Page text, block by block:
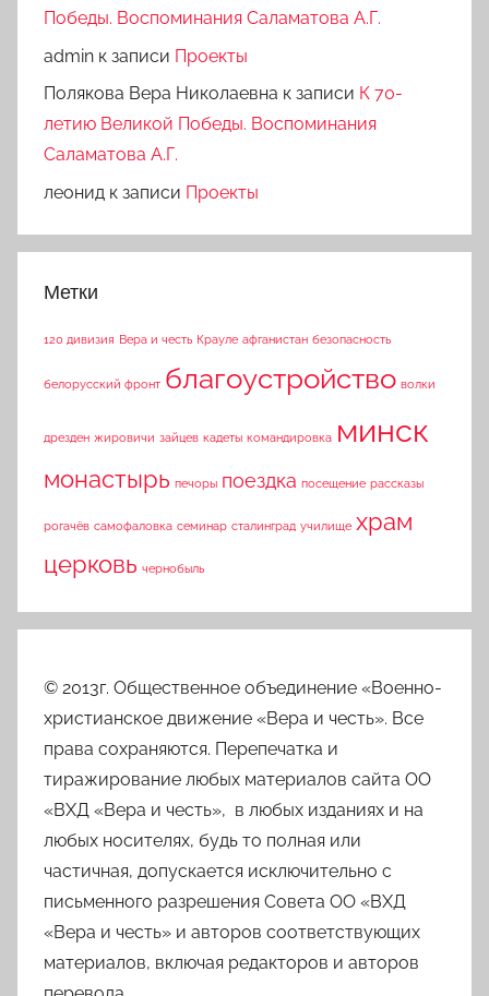
Победы. Воспоминания Саламатова А.Г.
admin к записи Проекты
Полякова Вера Николаевна к записи К 70-
летию Великой Победы. Воспоминания
Саламатова А.Г.
леонид к записи Проекты
Метки
120 дивизия Вера и честь Крауле афганистан безопасность
белорусский фронт благоустройство волки
дрезден жировичи зайцев кадеты командировка минск
монастырь печоры поездка посещение рассказы
рогачёв самофаловка семинар сталинград училище храм
церковь чернобыль
© 2013г. Общественное объединение «Военно-
христианское движение «Вера и честь». Все
права сохраняются. Перепечатка и
тиражирование любых материалов сайта ОО
«ВХД «Вера и честь», в любых изданиях и на
любых носителях, будь то полная или
частичная, допускается исключительно с
письменного разрешения Совета ОО «ВХД
«Вера и честь» и авторов соответствующих
материалов, включая редакторов и авторов